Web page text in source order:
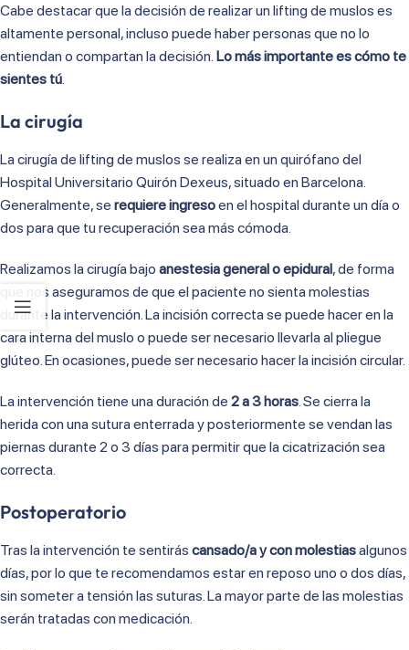
Cabe destacar que la decisión de realizar un lifting de muslos es
altamente personal, incluso puede haber personas que no lo
entiendan o compartan la decisión. Lo más importante es cómo te
sientes tú.
La cirugía
La cirugía de lifting de muslos se realiza en un quirófano del
Hospital Universitario Quirón Dexeus, situado en Barcelona.
Generalmente, se requiere ingresoen el hospital durante un día o
dos para que tu recuperación sea más cómoda.
Realizamos la cirugía bajo anestesia general o epidural, de forma
que nos aseguramos de que el paciente no sienta molestias
durante la intervención. La incisión correcta se puede hacer en la
cara interna del muslo o puede ser necesario llevarla al pliegue
glúteo. En ocasiones, puede ser necesario hacer la incisión circular.
La intervención tiene una duración de 2 a 3 horas. Se cierra la
herida con una sutura enterrada y posteriormente se vendan las
piernas durante 2 o 3 días para permitir que la cicatrización sea
correcta.
Postoperatorio
Tras la intervención te sentirás cansado/a y con molestiasalgunos
días, por lo que te recomendamos estar en reposo uno o dos días,
sin someter a tensión las suturas. La mayor parte de las molestias
serán tratadas con medicación.